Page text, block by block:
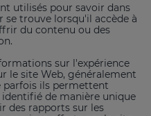
utilisés pour savoir dans
trouve lorsqu'il accède à
du contenu ou des
sur l'expérience
le site Web, généralement
parfois ils permettent
de manière unique
des rapports sur les